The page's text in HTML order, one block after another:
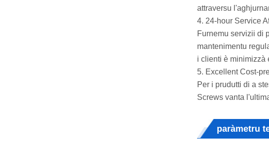
attraversu
4. 24-hour Service
Furnemu servizii di
mantenimentu
i clienti è minimizzà
5. Excellent Cost-
Per i prudutti di a
Screws vanta
paràmetru